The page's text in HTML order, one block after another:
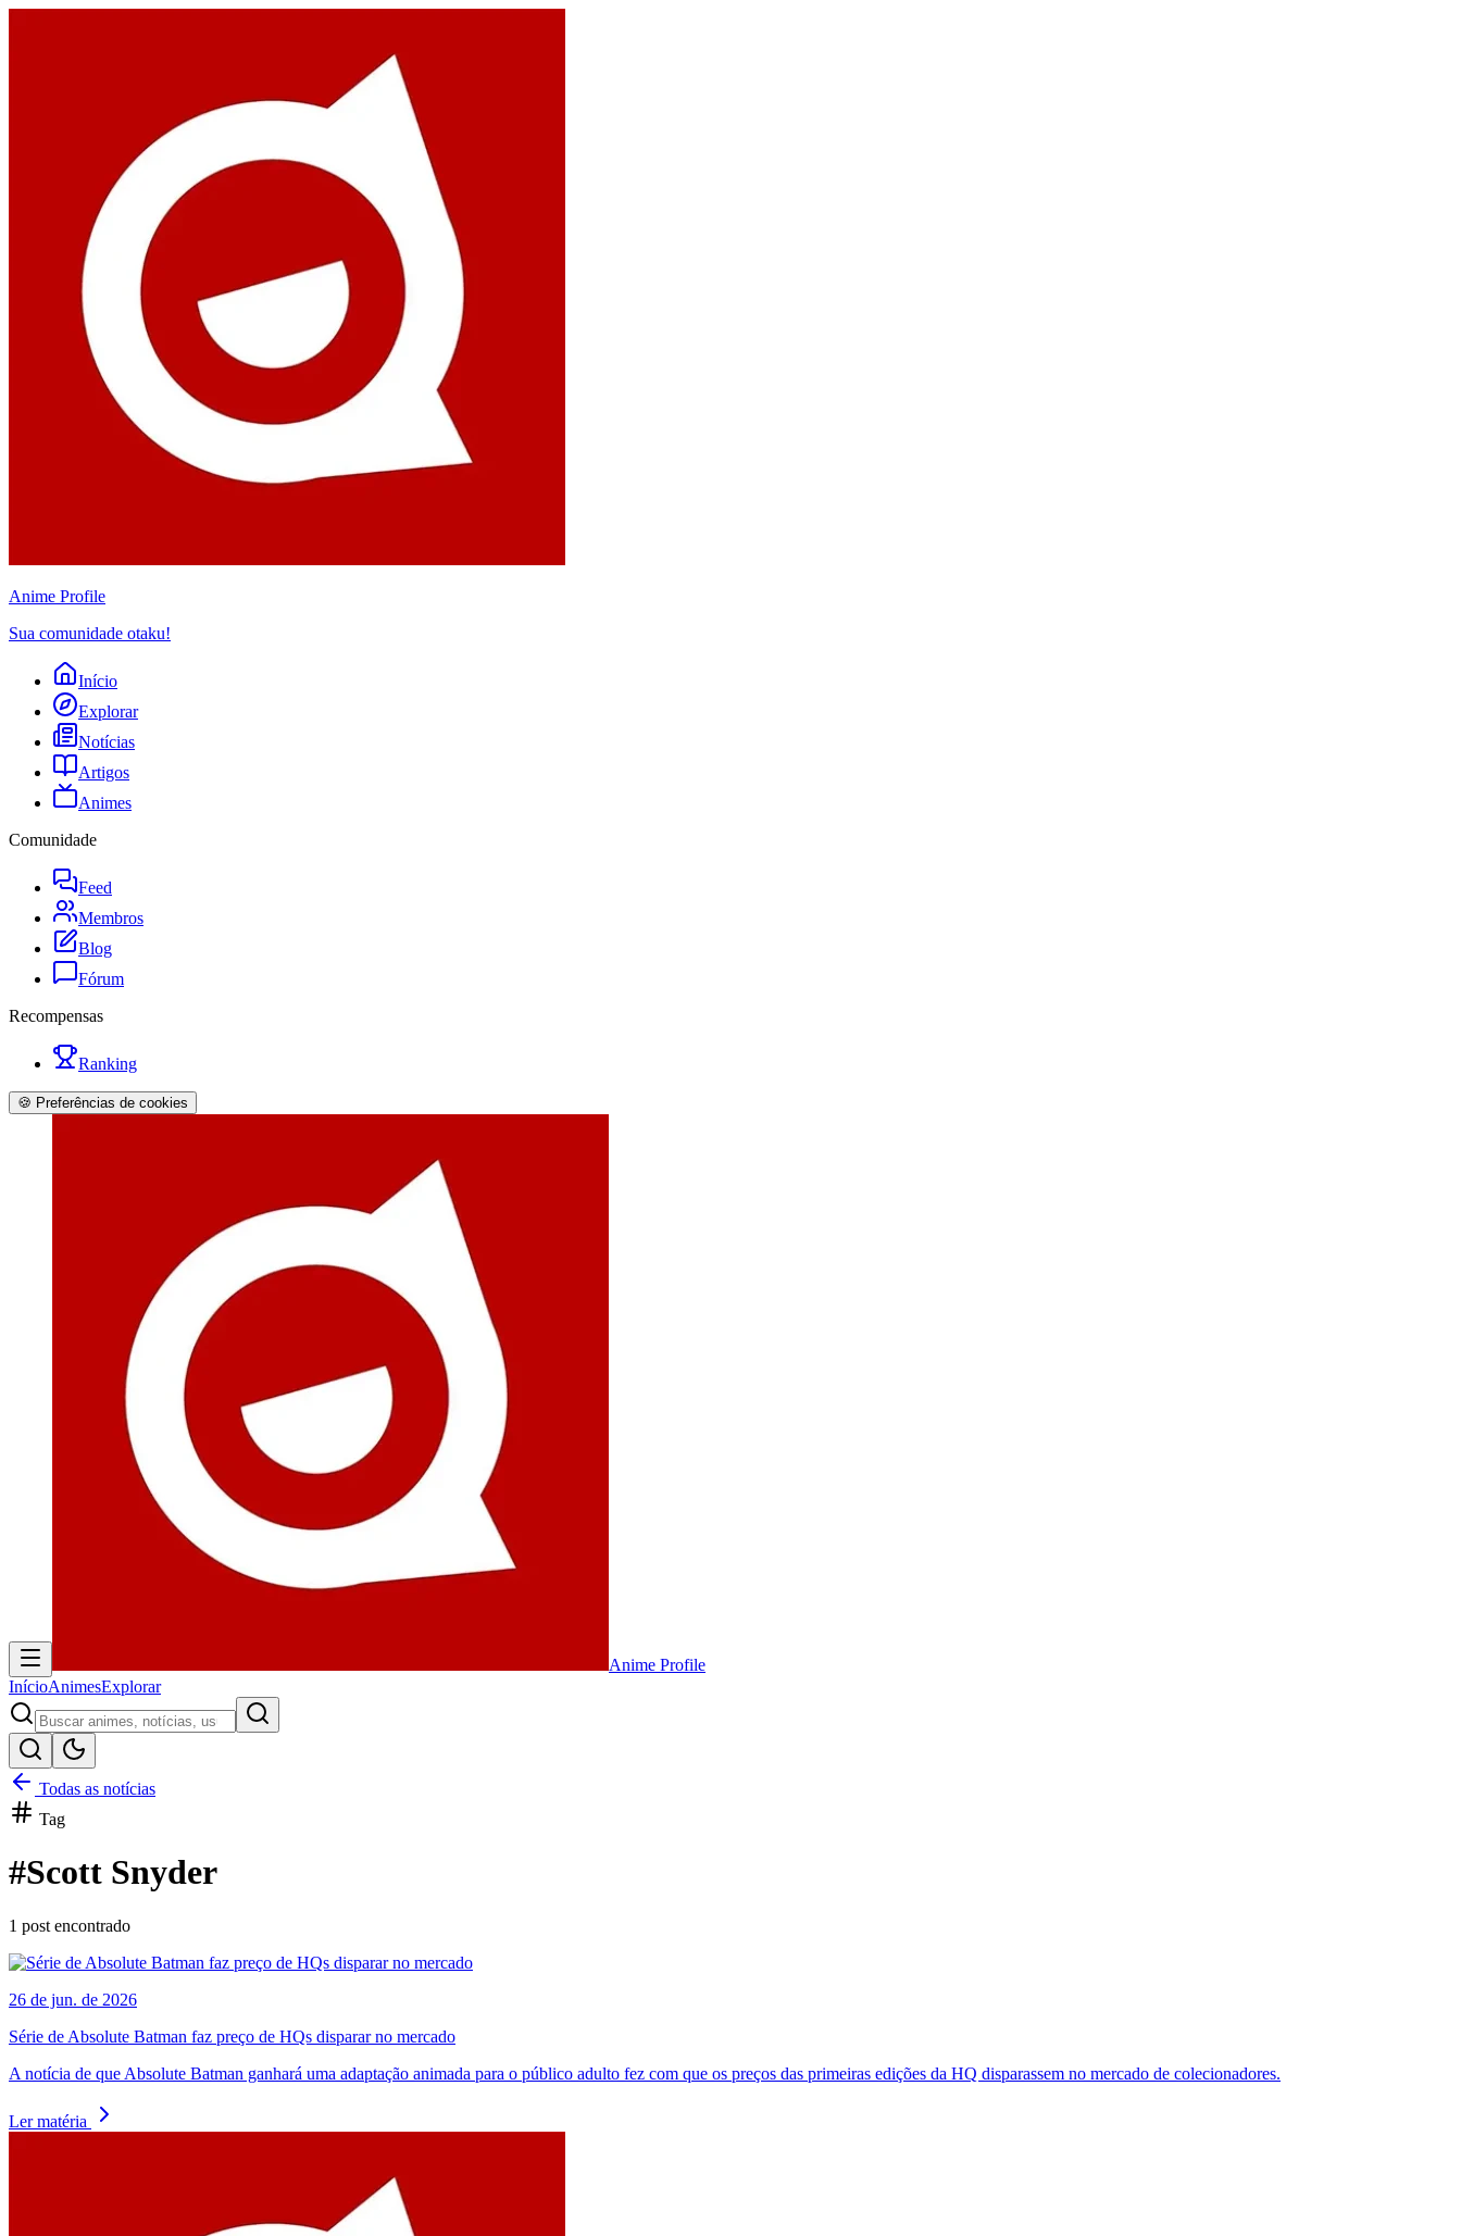
Anime Profile
Sua comunidade otaku!
Início
Explorar
Notícias
Artigos
Animes
Comunidade
Feed
Membros
Blog
Fórum
Recompensas
Ranking
🍪 Preferências de cookies
Anime Profile
InícioAnimesExplorar
Todas as notícias
Tag
#Scott Snyder
1 post encontrado
26 de jun. de 2026
Série de Absolute Batman faz preço de HQs disparar no mercado
A notícia de que Absolute Batman ganhará uma adaptação animada para o público adulto fez com que os preços das primeiras edições da HQ disparassem no mercado de colecionadores.
Ler matéria